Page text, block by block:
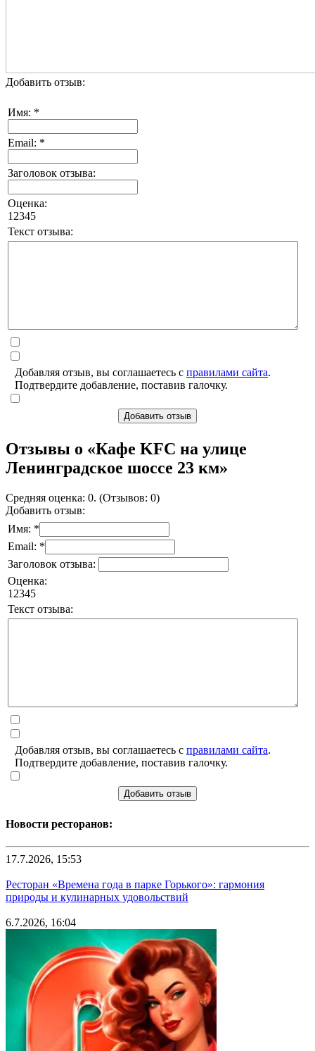
Добавить отзыв:
Имя: *
Email: *
Заголовок отзыва:
Оценка:
1 2345
Текст отзыва:
Добавляя отзыв, вы соглашаетесь с правилами сайта.
Подтвердите добавление, поставив галочку.
Добавить отзыв
Отзывы о «Кафе KFC на улице
Ленинградское шоссе 23 км»
Средняя оценка: 0. (Отзывов: 0)
Добавить отзыв:
Имя: *
Email: *
Заголовок отзыва:
Оценка:
1 2345
Текст отзыва:
Добавляя отзыв, вы соглашаетесь с правилами сайта.
Подтвердите добавление, поставив галочку.
Добавить отзыв
Новости ресторанов:
17.7.2026, 15:53
Ресторан «Времена года в парке Горького»: гармония
природы и кулинарных удовольствий
6.7.2026, 16:04